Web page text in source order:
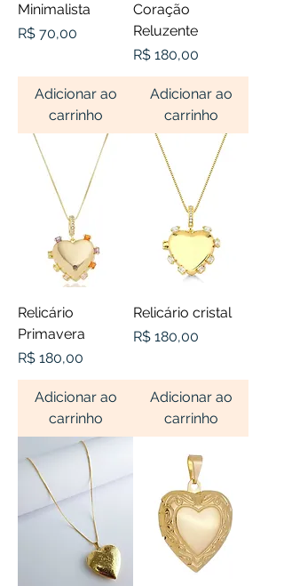
Minimalista
Preço
R$ 70,00
Adicionar ao
carrinho
Coração
Reluzente
Preço
R$ 180,00
Adicionar ao
carrinho
Relicário
Primavera
Preço
R$ 180,00
Adicionar ao
carrinho
Relicário cristal
Preço
R$ 180,00
Adicionar ao
carrinho